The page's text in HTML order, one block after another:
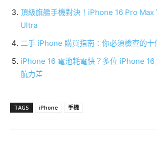
頂級旗艦手機對決！iPhone 16 Pro Max
Ultra
二手 iPhone 購買指南：你必須檢查的十
iPhone 16 電池耗電快？多位 iPhone 16
航力差
TAGS iPhone 手機